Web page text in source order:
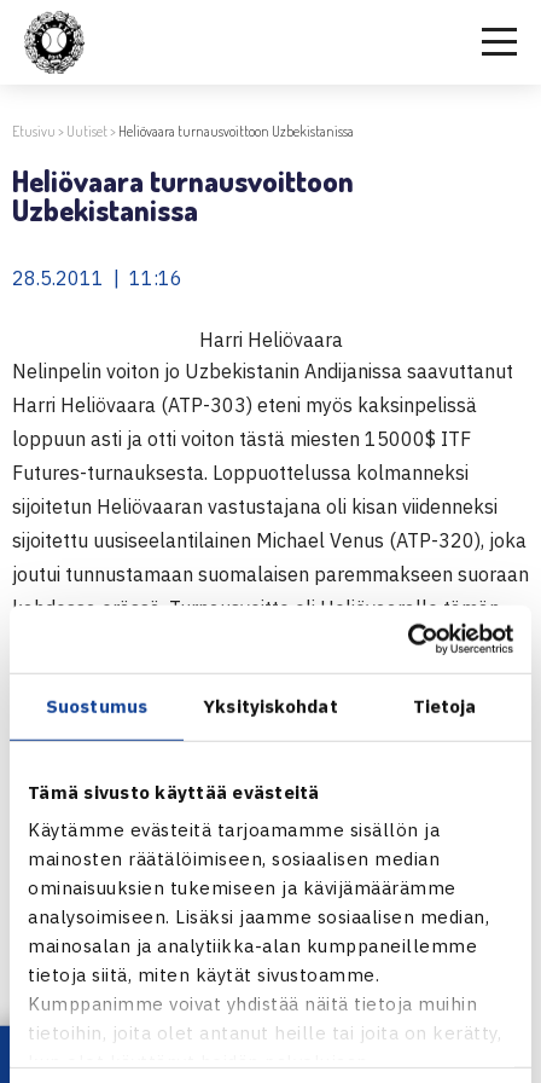
Suostumus Yksityiskohdat Tietoja
Tämä sivusto käyttää evästeitä
Käytämme evästeitä tarjoamamme sisällön ja
mainosten räätälöimiseen, sosiaalisen median
ominaisuuksien tukemiseen ja kävijämäärämme
analysoimiseen. Lisäksi jaamme sosiaalisen median,
mainosalan ja analytiikka-alan kumppaneillemme
tietoja siitä, miten käytät sivustoamme.
Kumppanimme voivat yhdistää näitä tietoja muihin
tietoihin, joita olet antanut heille tai joita on kerätty,
Etusivu > Uutiset> Heliövaara turnausvoittoon Uzbekistanissa
Heliövaara turnausvoittoon
Uzbekistanissa
28.5.2011 | 11:16
Harri Heliövaara
Nelinpelin voiton jo Uzbekistanin Andijanissa saavuttanut
Harri Heliövaara (ATP-303) eteni myös kaksinpelissä
loppuun asti ja otti voiton tästä miesten 15000$ ITF
Futures-turnauksesta. Loppuottelussa kolmanneksi
sijoitetun Heliövaaran vastustajana oli kisan viidenneksi
sijoitettu uusiseelantilainen Michael Venus (ATP-320), joka
joutui tunnustamaan suomalaisen paremmakseen suoraan
kahdessa erässä. Turnausvoitto oli Heliövaaralle tämän
vuoden toinen ITF Futures-tasolla, edellinen tuli Ison-
Britannian Sheffieldistä tammikuussa. (RL)
Miesten 15.000$ ITF Futures -turnaus
Loppuottelu: Harri Heliövaara (3.) – Michael Venus Uusi-
Seelanti (5.) 64 64
Uzbekistanin ITF Futures-turnaus verkossa
Harri Heliövaaran kotisivut